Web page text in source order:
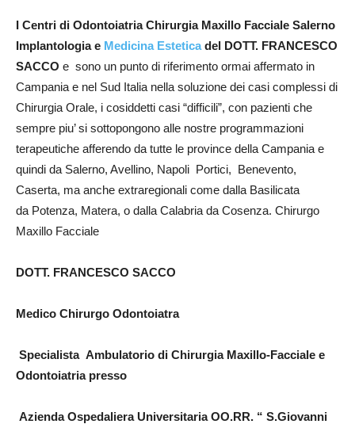
I Centri di Odontoiatria Chirurgia Maxillo Facciale Salerno
Implantologia e Medicina Esteticadel DOTT. FRANCESCO
SACCO e sono un punto di riferimento ormai affermato in
Campania e nel Sud Italia nella soluzione dei casi complessi di
Chirurgia Orale, i cosiddetti casi “difficili”, con pazienti che
sempre piu’ si sottopongono alle nostre programmazioni
terapeutiche afferendo da tutte le province della Campania e
quindi da Salerno, Avellino, Napoli Portici, Benevento,
Caserta, ma anche extraregionali come dalla Basilicata
da Potenza, Matera, o dalla Calabria da Cosenza. Chirurgo
Maxillo Facciale
DOTT. FRANCESCO SACCO
Medico Chirurgo Odontoiatra
Specialista Ambulatorio di Chirurgia Maxillo-Facciale e
Odontoiatria presso
Azienda Ospedaliera Universitaria OO.RR. “ S.Giovanni